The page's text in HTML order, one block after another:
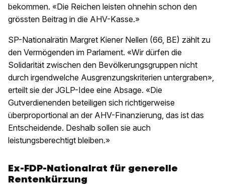
bekommen. «Die Reichen leisten ohnehin schon den
grössten Beitrag in die AHV-Kasse.»
SP-Nationalrätin Margret Kiener Nellen (66, BE) zählt zu
den Vermögenden im Parlament. «Wir dürfen die
Solidarität zwischen den Bevölkerungsgruppen nicht
durch irgendwelche Ausgrenzungskriterien untergraben»,
erteilt sie der JGLP-Idee eine Absage. «Die
Gutverdienenden beteiligen sich richtigerweise
überproportional an der AHV-Finanzierung, das ist das
Entscheidende. Deshalb sollen sie auch
leistungsberechtigt bleiben.»
Ex-FDP-Nationalrat für generelle
Rentenkürzung